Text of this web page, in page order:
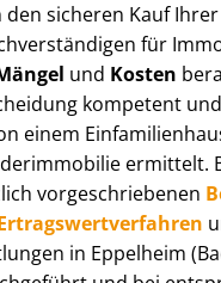
sicheren Kauf
für
und Kosten
kompetent
einem
ermittelt.
vor­ge­schrie­be­nen
in Eppelheim